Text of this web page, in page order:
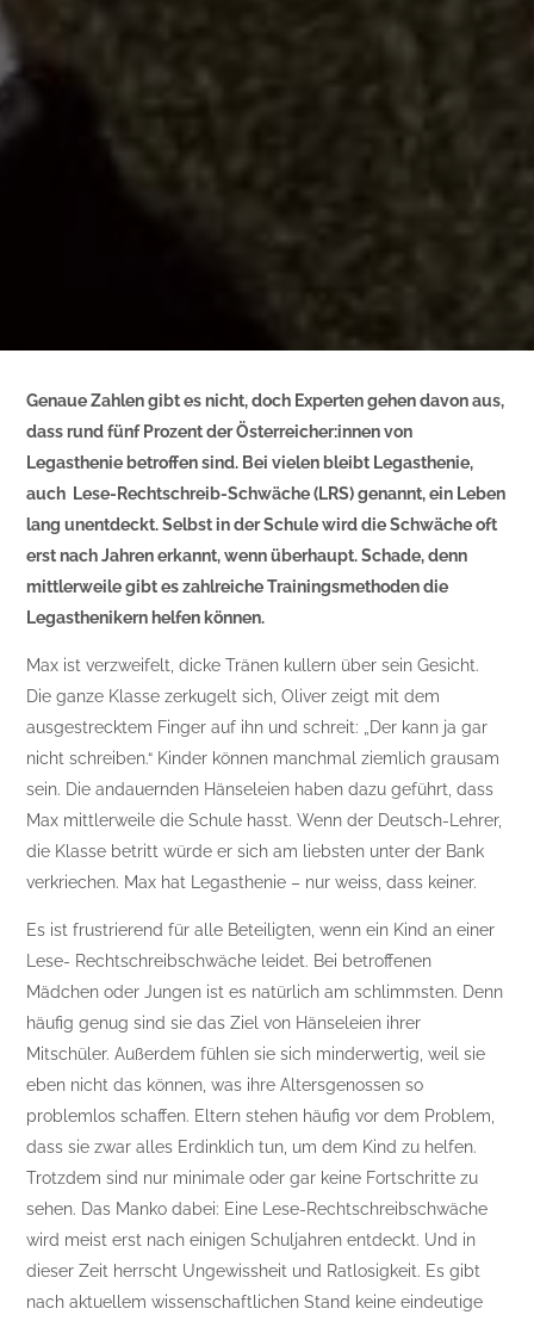
Genaue Zahlen gibt es nicht, doch Experten gehen davon aus,
dass rund fünf Prozent der Österreicher:innen von
Legasthenie betroffen sind. Bei vielen bleibt Legasthenie,
auch Lese-Rechtschreib-Schwäche (LRS) genannt, ein Leben
lang unentdeckt. Selbst in der Schule wird die Schwäche oft
erst nach Jahren erkannt, wenn überhaupt. Schade, denn
mittlerweile gibt es zahlreiche Trainingsmethoden die
Legasthenikern helfen können.
Max ist verzweifelt, dicke Tränen kullern über sein Gesicht.
Die ganze Klasse zerkugelt sich, Oliver zeigt mit dem
ausgestrecktem Finger auf ihn und schreit: „Der kann ja gar
nicht schreiben.“ Kinder können manchmal ziemlich grausam
sein. Die andauernden Hänseleien haben dazu geführt, dass
Max mittlerweile die Schule hasst. Wenn der Deutsch-Lehrer,
die Klasse betritt würde er sich am liebsten unter der Bank
verkriechen. Max hat Legasthenie – nur weiss, dass keiner.
Es ist frustrierend für alle Beteiligten, wenn ein Kind an einer
Lese- Rechtschreibschwäche leidet. Bei betroffenen
Mädchen oder Jungen ist es natürlich am schlimmsten. Denn
häufig genug sind sie das Ziel von Hänseleien ihrer
Mitschüler. Außerdem fühlen sie sich minderwertig, weil sie
eben nicht das können, was ihre Altersgenossen so
problemlos schaffen. Eltern stehen häufig vor dem Problem,
dass sie zwar alles Erdinklich tun, um dem Kind zu helfen.
Trotzdem sind nur minimale oder gar keine Fortschritte zu
sehen. Das Manko dabei: Eine Lese-Rechtschreibschwäche
wird meist erst nach einigen Schuljahren entdeckt. Und in
dieser Zeit herrscht Ungewissheit und Ratlosigkeit. Es gibt
nach aktuellem wissenschaftlichen Stand keine eindeutige